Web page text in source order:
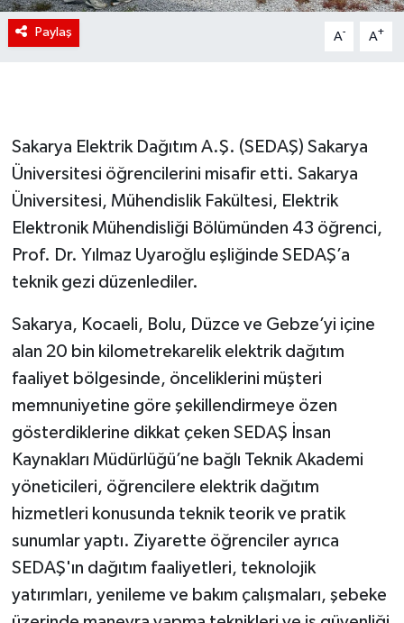
Paylaş A- A+
Sakarya Elektrik Dağıtım A.Ş. (SEDAŞ) Sakarya
Üniversitesi öğrencilerini misafir etti. Sakarya
Üniversitesi, Mühendislik Fakültesi, Elektrik
Elektronik Mühendisliği Bölümünden 43 öğrenci,
Prof. Dr. Yılmaz Uyaroğlu eşliğinde SEDAŞ’a
teknik gezi düzenlediler.
Sakarya, Kocaeli, Bolu, Düzce ve Gebze’yi içine
alan 20 bin kilometrekarelik elektrik dağıtım
faaliyet bölgesinde, önceliklerini müşteri
memnuniyetine göre şekillendirmeye özen
gösterdiklerine dikkat çeken SEDAŞ İnsan
Kaynakları Müdürlüğü’ne bağlı Teknik Akademi
yöneticileri, öğrencilere elektrik dağıtım
hizmetleri konusunda teknik teorik ve pratik
sunumlar yaptı. Ziyarette öğrenciler ayrıca
SEDAŞ'ın dağıtım faaliyetleri, teknolojik
yatırımları, yenileme ve bakım çalışmaları, şebeke